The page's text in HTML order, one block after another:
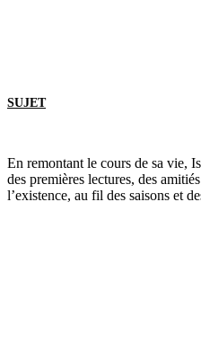
SUJET
En remontant le cours de sa vie,
des premières lectures, des
l’existence, au fil des saisons et